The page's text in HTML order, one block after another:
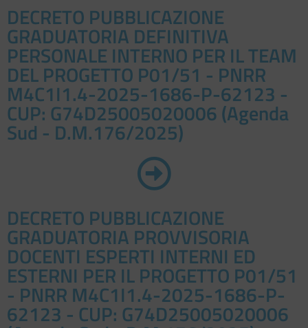
DECRETO PUBBLICAZIONE
GRADUATORIA DEFINITIVA
PERSONALE INTERNO PER IL TEAM
DEL PROGETTO P01/51 - PNRR
M4C1I1.4-2025-1686-P-62123 -
CUP: G74D25005020006 (Agenda
Sud - D.M.176/2025)
DECRETO PUBBLICAZIONE
GRADUATORIA PROVVISORIA
DOCENTI ESPERTI INTERNI ED
ESTERNI PER IL PROGETTO P01/51
- PNRR M4C1I1.4-2025-1686-P-
62123 - CUP: G74D25005020006